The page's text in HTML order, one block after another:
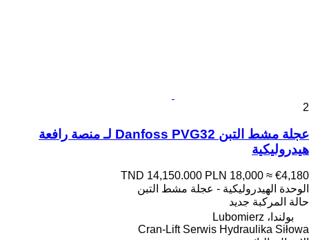
2
عجلة مشط التبن Danfoss PVG32 لـ منصة رافعة
هيدروليكية
TND 14,150.000 PLN 18,000 ≈ €4,180
الوحدة الهيدروليكية - عجلة مشط التبن
حالة المركبة جديد
بولندا، Lubomierz
Cran-Lift Serwis Hydraulika Siłowa